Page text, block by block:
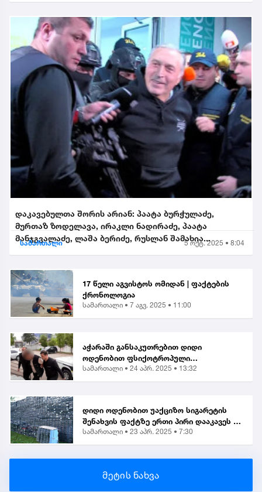
დაკავებულთა შორის არიან: პაატა ბურჭულაძე,
მურთაზ ზოდელავა, ირაკლი ნადირაძე, პაატა
მანჯგვალაძე, ლაშა ბერიძე, რუსლან შამახია...
სამართალი 5 ოქტ. 2025 • 8:04
17 წელი აგვისტოს ომიდან | ფაქტების
ქრონოლოგია
სამართალი • 7 აგვ. 2025 • 11:00
აჭარაში განსაკუთრებით დიდი
ოდენობით ფსიქოტროპული
ნივთიერების შეძენა-შენახვისა და
სამართალი • 24 აპრ. 2025 • 13:32
დიდი ოდენობით უაქციზო სიგარეტის
შენახვის ფაქტზე ერთი პირი დააკავეს |
საგამოძიებო
სამართალი • 23 აპრ. 2025 • 7:30
მეტის ნახვა